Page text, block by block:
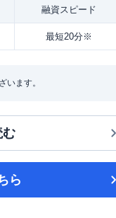
融資スピード
最短20分※
います。
む
ら